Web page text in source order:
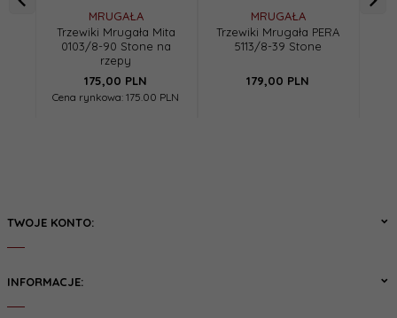
MRUGAŁA
Trzewiki Mrugała Mita
0103/8-90 Stone na
rzepy
175,00 PLN
Cena rynkowa: 175.00 PLN
MRUGAŁA
Trzewiki Mrugała PERA
5113/8-39 Stone
179,00 PLN
TWOJE KONTO:
INFORMACJE: